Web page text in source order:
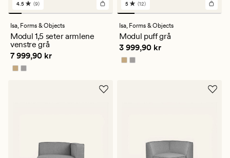
9
anmeldelser
med
en
gjennomsnittlig
vurdering
på
4.5
4.5 (9)
Isa, Forms & Objects
Modul 1,5 seter armlene
venstre grå
Pris 7 999,90 kr
7 999,90 kr
12
anmeldelser
med
en
gjennomsnittlig
vurdering
på
5
5 (12)
Isa, Forms & Objects
Modul puff grå
Pris 3 999,90 kr
3 999,90 kr